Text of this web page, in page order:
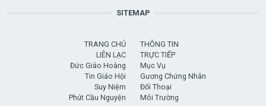
SITEMAP
TRANG CHỦ
LIÊN LẠC
Đức Giáo Hoàng
Tin Giáo Hội
Suy Niệm
Phút Cầu Nguyện
THÔNG TIN
TRỰC TIẾP
Mục Vụ
Gương Chứng Nhân
Đối Thoại
Môi Trường